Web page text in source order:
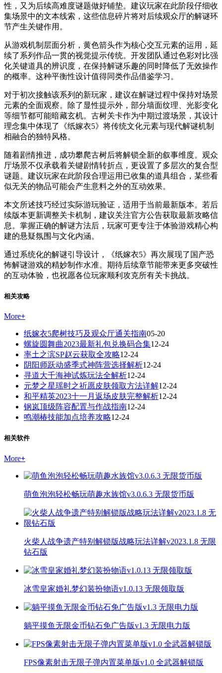
性，又为后续高难度谜题做好铺垫。建议玩家在此阶段仔细收
集场景中的文本线索，这些信息碎片将对后续观众厅的解谜环
节产生关键作用。
从游戏机制层面分析，黄色箭头作为核心交互元素的运用，延
续了系列作品一贯的视觉提示传统。开发团队通过色彩对比强
化关键道具的辨识度，在保持解谜乐趣的同时降低了无效操作
的概率。这种平衡性设计值得同类作品借鉴学习。
对于初次接触该系列的新玩家，建议在解谜过程中保持对场景
元素的全面观察。除了显性提示外，部分墙面纹理、光影变化
等细节都可能暗藏玄机。古树关卡作为中期过渡场景，其设计
理念集中体现了《纸嫁衣5》将传统文化元素与现代解谜机制
相融合的独特风格。
随着剧情推进，成功攀爬古树后将解锁全新的叙事维度。观众
厅场景不仅承载着关键剧情转折点，更设置了多层次的复合型
谜题。建议玩家在此阶段合理运用已收集的道具组合，某些看
似无关的物品可能会产生意料之外的互动效果。
本文所述技巧经过实际游玩验证，适用于当前最新版本。若后
续版本更新调整关卡机制，建议关注官方公告获取最新攻略信
息。掌握正确的解谜方法后，玩家可更专注于体验游戏精心构
建的悬疑氛围与文化内涵。
通过系统化的解谜引导设计，《纸嫁衣5》再次展现了国产恐
怖解谜游戏的精妙制作水准。期待后续章节能带来更多突破性
的互动体验，也祝愿各位玩家顺利攻克所有关卡挑战。
相关攻略
More+
纸嫁衣5爬树技巧及观众厅通关指南05-20
螺旋圆舞曲2023最新礼包兑换码合集12-24
率土之滨SP赵云获取全攻略12-24
阴阳师跃动盛季式神阵营选择解析12-24
寻道大千海神试炼玩法全解析12-24
元梦之星瑶时之祈愿皮肤领取方法详解12-24
和平精英2023十一月返场皮肤完整解析12-24
钢岚顶级阵容配置与作战指南12-24
鸣潮椿技能加点培养攻略12-24
相关软件
More+
萌鱼泡泡轻松畅玩萌趣水族馆v3.0.6.3 无限货币版
火柴人战争遗产特别解锁版战略玩法详解v2023.1.8 无限
钻石版
冰雪皇家婚礼梦幻装扮物语v1.0.13 无限领取版
躺平摸鱼无限金币钻石免广告版v1.3 无限电力版
FPS像素射击无限子弹内置菜单版v1.0 全武器解锁版